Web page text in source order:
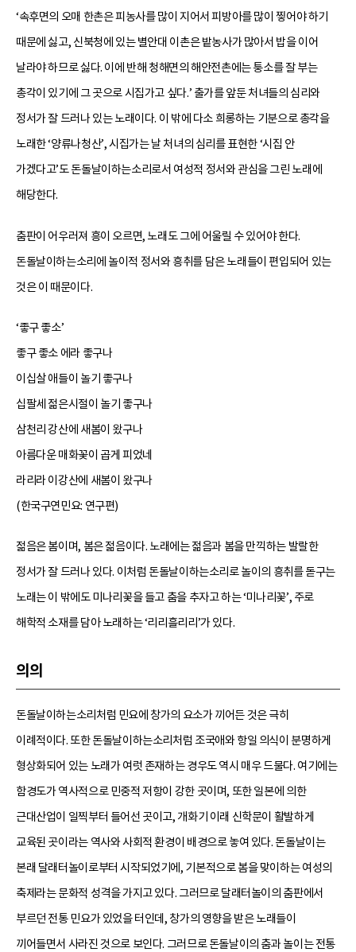
‘속후면의 오매 한촌은 피농사를 많이 지어서 피방아를 많이 찧어야 하기
때문에 싫고, 신북청에 있는 별안대 이촌은 밭농사가 많아서 밥을 이어
날라야 하므로 싫다. 이에 반해 청해면의 해안전촌에는 퉁소를 잘 부는
총각이 있기에 그 곳으로 시집가고 싶다.’ 출가를 앞둔 처녀들의 심리와
정서가 잘 드러나 있는 노래이다. 이 밖에 다소 희롱하는 기분으로 총각을
노래한 ‘양류나청산’, 시집가는 날 처녀의 심리를 표현한 ‘시집 안
가겠다고’도 돈돌날이하는소리로서 여성적 정서와 관심을 그린 노래에
해당한다.
춤판이 어우러져 흥이 오르면, 노래도 그에 어울릴 수 있어야 한다.
돈돌날이하는소리에 놀이적 정서와 흥취를 담은 노래들이 편입되어 있는
것은 이 때문이다.
‘좋구 좋소’
좋구 좋소 에라 좋구나
이십살 애들이 놀기 좋구나
십팔세 젊은시절이 놀기 좋구나
삼천리 강산에 새봄이 왔구나
아름다운 매화꽃이 곱게 피었네
라리라 이강산에 새봄이 왔구나
(한국구연민요: 연구편)
젊음은 봄이며, 봄은 젊음이다. 노래에는 젊음과 봄을 만끽하는 발랄한
정서가 잘 드러나 있다. 이처럼 돈돌날이하는소리로 놀이의 흥취를 돋구는
노래는 이 밖에도 미나리꽃을 들고 춤을 추자고 하는 ‘미나리꽃’, 주로
해학적 소재를 담아 노래하는 ‘리리흘리리’가 있다.
의의
돈돌날이하는소리처럼 민요에 창가의 요소가 끼어든 것은 극히
이례적이다. 또한 돈돌날이하는소리처럼 조국애와 항일 의식이 분명하게
형상화되어 있는 노래가 여럿 존재하는 경우도 역시 매우 드물다. 여기에는
함경도가 역사적으로 민중적 저항이 강한 곳이며, 또한 일본에 의한
근대산업이 일찍부터 들어선 곳이고, 개화기 이래 신학문이 활발하게
교육된 곳이라는 역사와 사회적 환경이 배경으로 놓여 있다. 돈돌날이는
본래 달래터놀이로부터 시작되었기에, 기본적으로 봄을 맞이하는 여성의
축제라는 문화적 성격을 가지고 있다. 그러므로 달래터놀이의 춤판에서
부르던 전통 민요가 있었을 터인데, 창가의 영향을 받은 노래들이
끼어들면서 사라진 것으로 보인다. 그러므로 돈돌날이의 춤과 놀이는 전통